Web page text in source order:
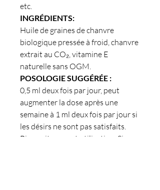
etc.
INGRÉDIENTS:
Huile de graines de chanvre
biologique pressée à froid, chanvre
extrait au CO₂, vitamine E
naturelle sans OGM.
POSOLOGIE SUGGÉRÉE :
0,5 ml deux fois par jour, peut
augmenter la dose après une
semaine à 1 ml deux fois par jour si
les désirs ne sont pas satisfaits.
Bien agiter avant utilisation. Si